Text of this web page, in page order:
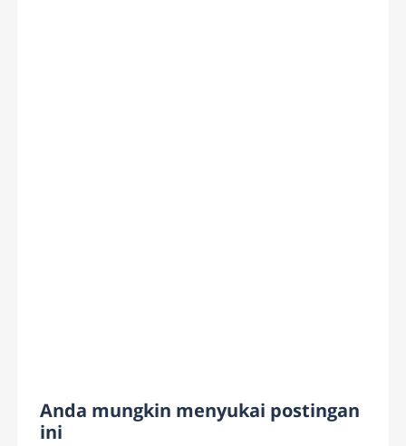
Anda mungkin menyukai postingan
ini